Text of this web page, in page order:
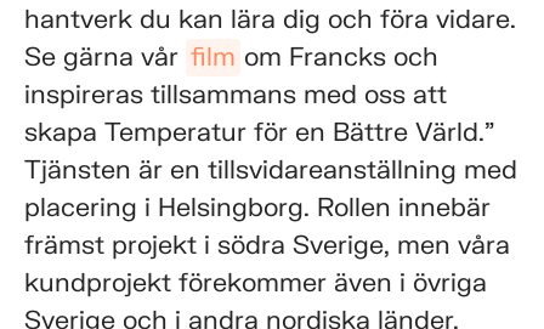
hantverk du kan lära dig och föra vidare.
Se gärna vår film om Francks och
inspireras tillsammans med oss att
skapa Temperatur för en Bättre Värld.”
Tjänsten är en tillsvidareanställning med
placering i Helsingborg. Rollen innebär
främst projekt i södra Sverige, men våra
kundprojekt förekommer även i övriga
Sverige och i andra nordiska länder.